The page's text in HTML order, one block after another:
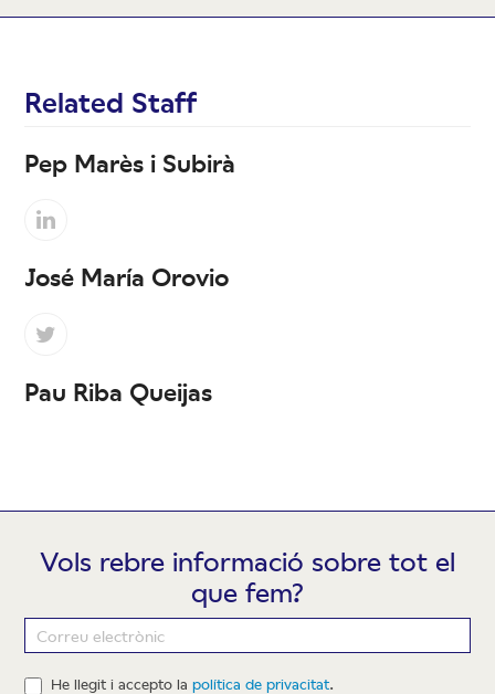
Related Staff
Pep Marès i Subirà
Linkedin
José María Orovio
Twitter
Pau Riba Queijas
Vols rebre informació sobre tot el
que fem?
Newsletter
He llegit i accepto lapolítica de privacitat.